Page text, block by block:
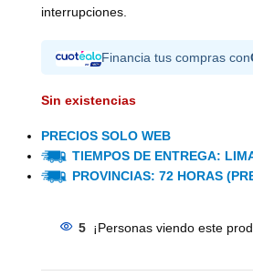
interrupciones.
Financia tus compras con
Sin existencias
PRECIOS SOLO WEB
TIEMPOS DE ENTREGA:
PROVINCIAS: 72 HORAS
5 ¡Personas viendo este